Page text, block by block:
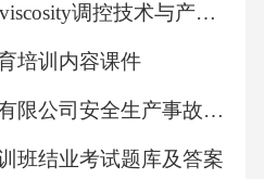
2026番茄浓缩汁viscosity调控技术与产品差异化策略
培训内容课件
枣庄市金星爆破有限公司安全生产事故应急预案1
班结业考试题库及答案